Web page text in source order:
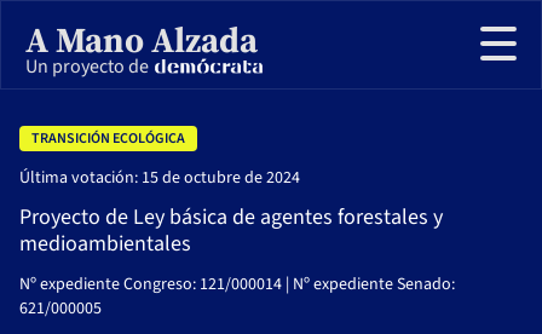
A Mano Alzada
Un proyecto de
Todas las votaciones
TRANSICIÓN ECOLÓGICA
Última votación: 15 de octubre de 2024
Proyecto de Ley básica de agentes forestales y
medioambientales
Nº expediente Congreso: 121/000014 | Nº expediente Senado:
621/000005